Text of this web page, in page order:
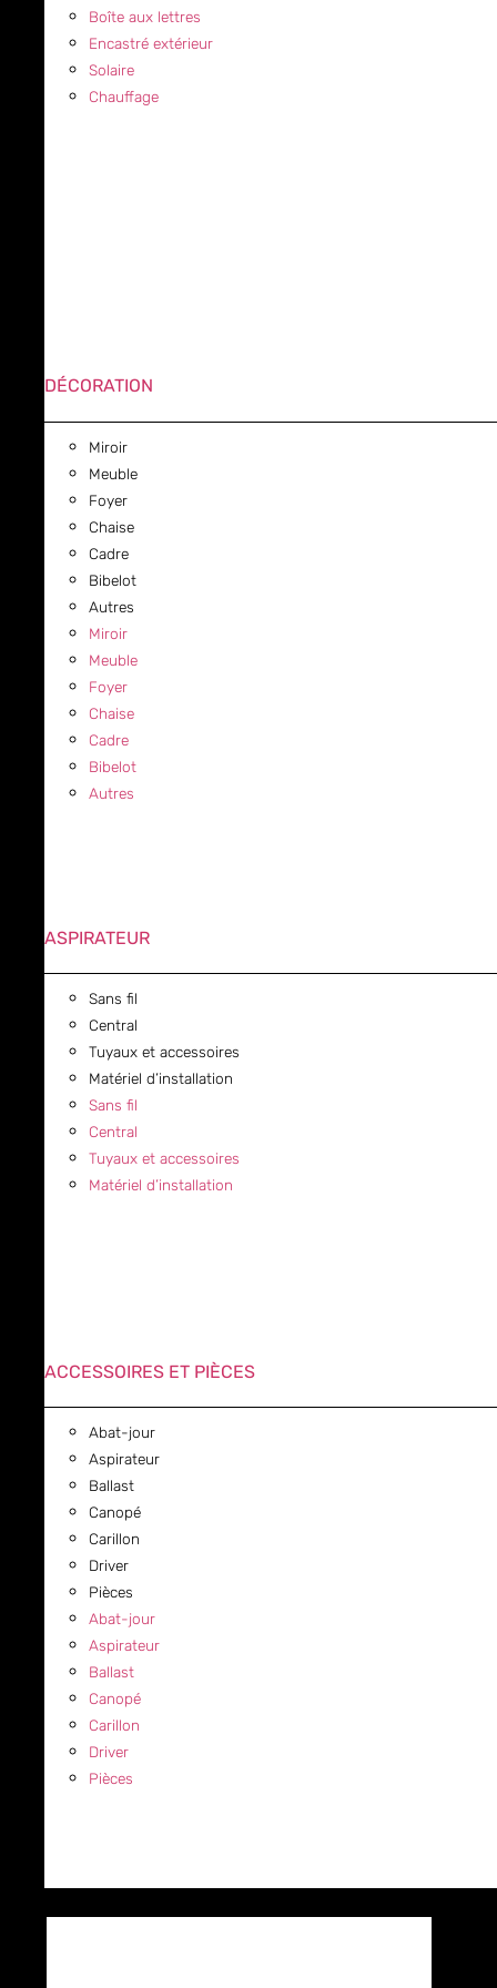
Boîte aux lettres
Encastré extérieur
Solaire
Chauffage
DÉCORATION
Miroir
Meuble
Foyer
Chaise
Cadre
Bibelot
Autres
Miroir
Meuble
Foyer
Chaise
Cadre
Bibelot
Autres
ASPIRATEUR
Sans fil
Central
Tuyaux et accessoires
Matériel d’installation
Sans fil
Central
Tuyaux et accessoires
Matériel d’installation
ACCESSOIRES ET PIÈCES
Abat-jour
Aspirateur
Ballast
Canopé
Carillon
Driver
Pièces
Abat-jour
Aspirateur
Ballast
Canopé
Carillon
Driver
Pièces